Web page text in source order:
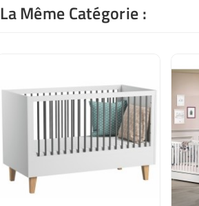
Même Catégorie :